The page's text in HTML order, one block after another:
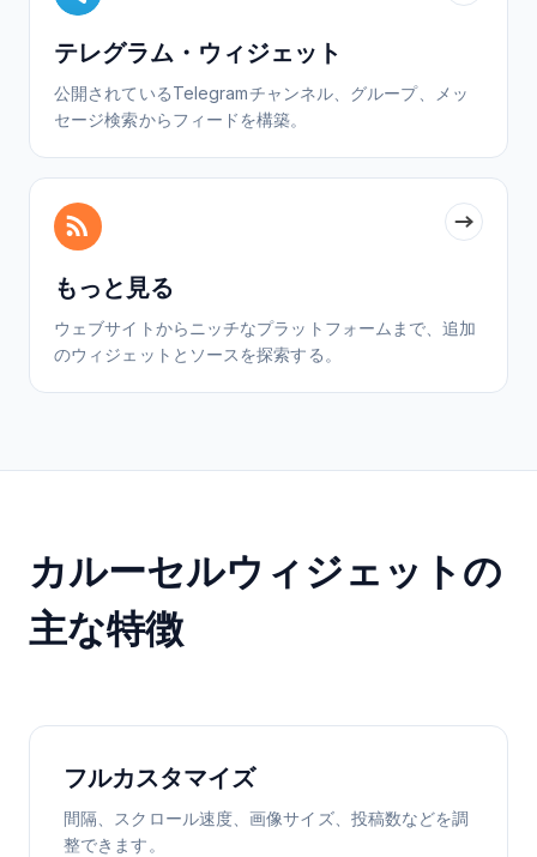
テレグラム・ウィジェット
公開されているTelegramチャンネル、グループ、メッ
セージ検索からフィードを構築。
もっと見る
ウェブサイトからニッチなプラットフォームまで、追加
のウィジェットとソースを探索する。
カルーセルウィジェットの
主な特徴
フルカスタマイズ
間隔、スクロール速度、画像サイズ、投稿数などを調
整できます。